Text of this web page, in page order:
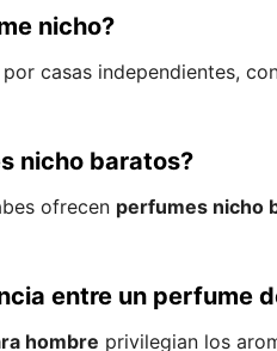
nicho?
casas independientes,
nicho baratos?
ofrecen perfumes nicho
entre un perfume
hombre privilegian los